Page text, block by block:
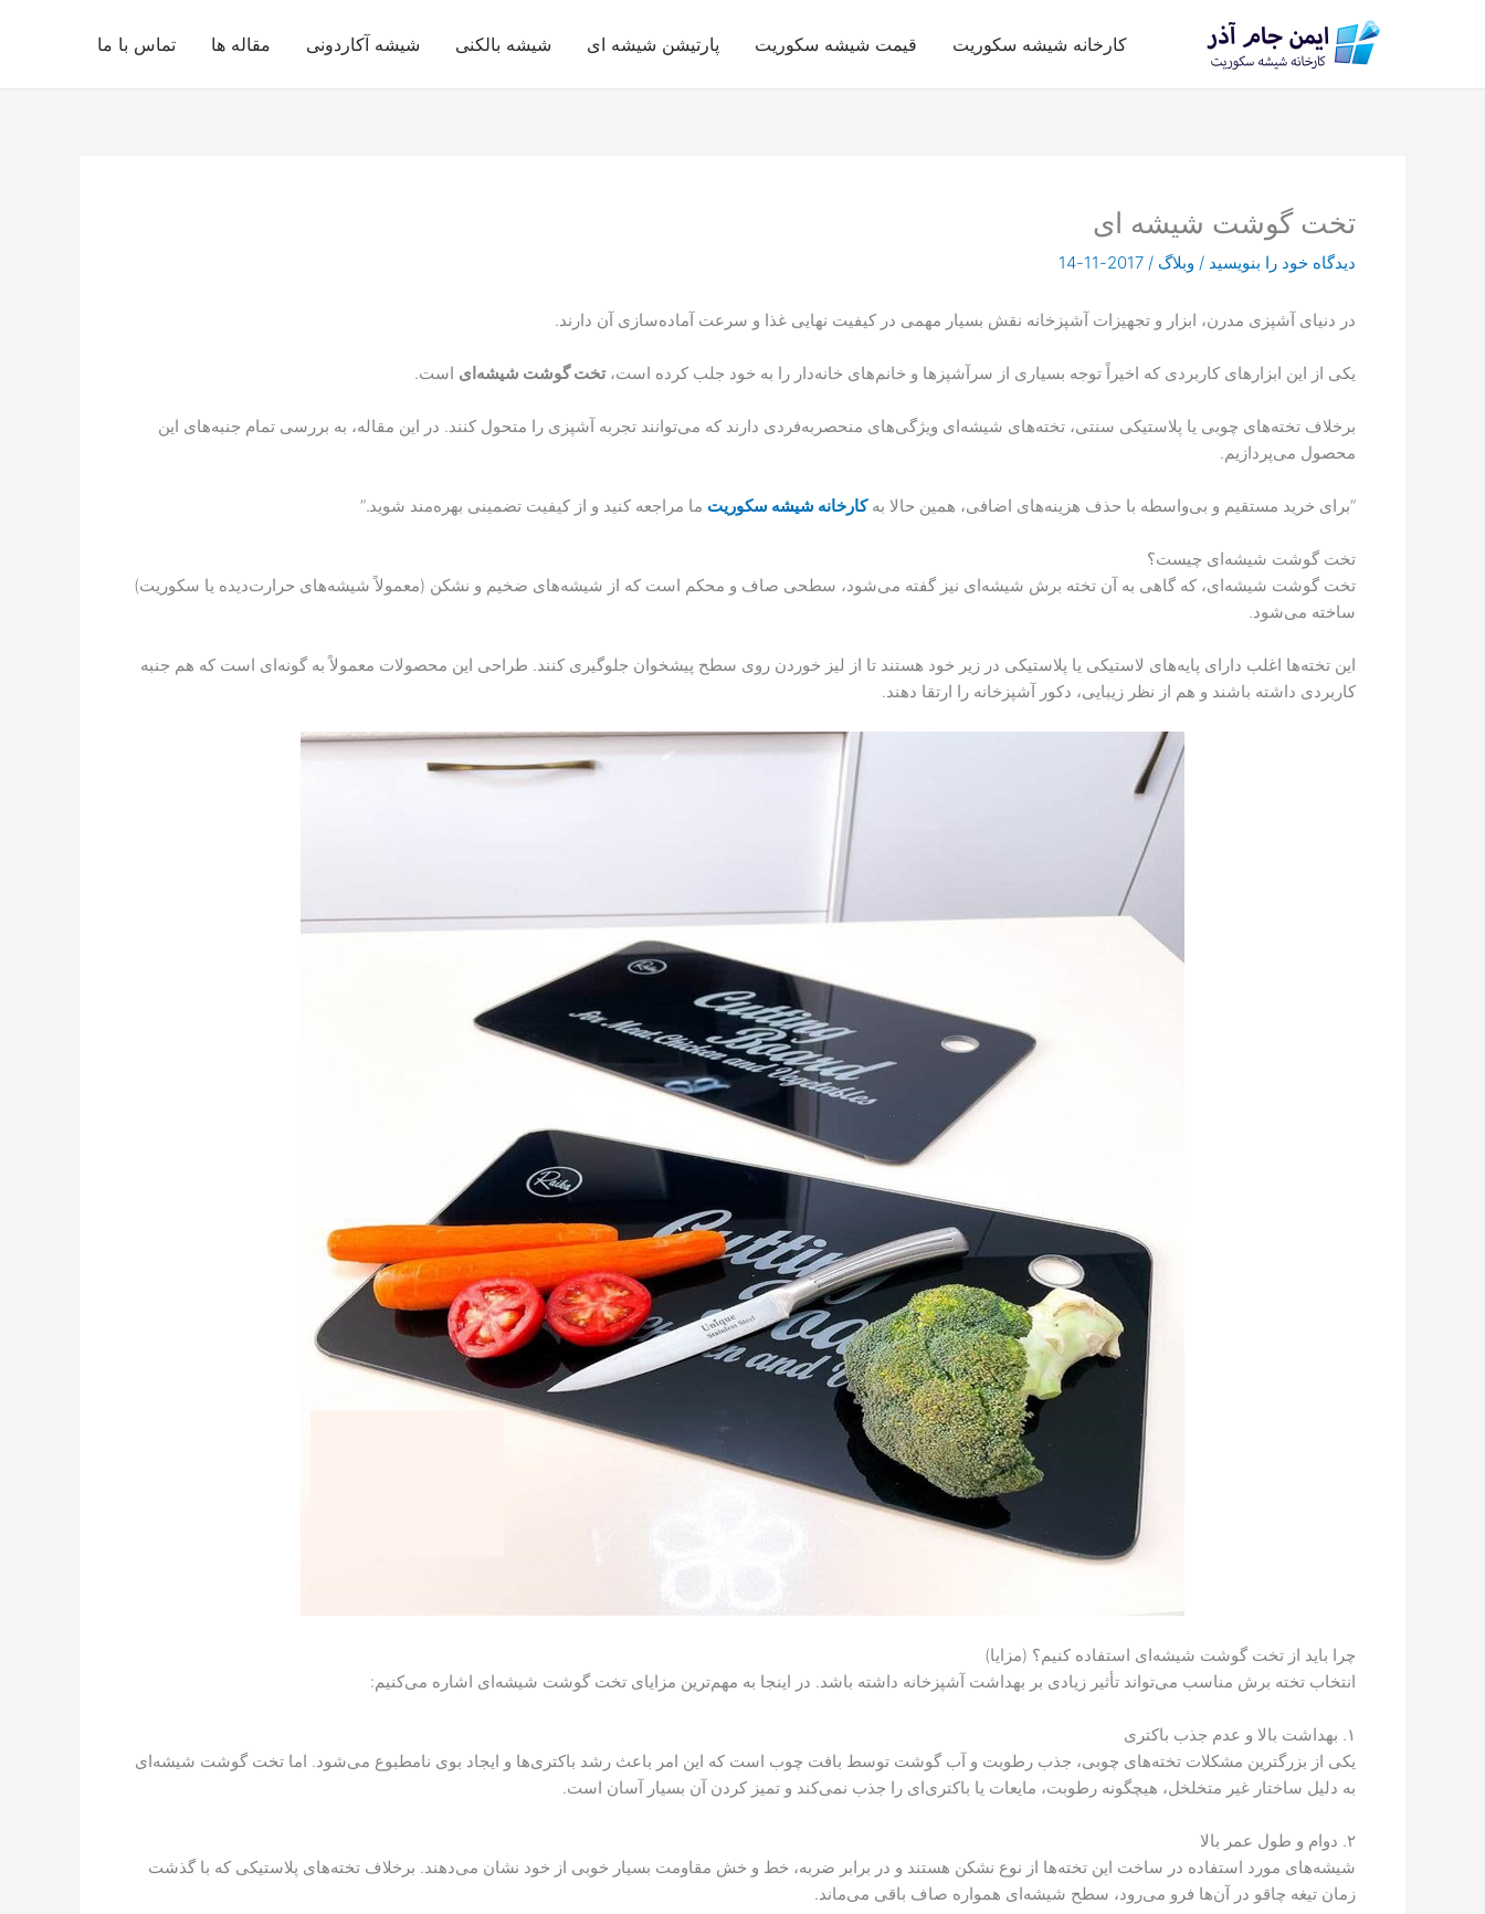
کارخانه شیشه سکوریت قیمت شیشه سکوریت پارتیشن شیشه ای شیشه بالکنی شیشه آکاردونی مقاله ها تماس با ما
تخت گوشت شیشه ای
دیدگاه‌ خود را بنویسید / وبلاگ /
2017-11-14
در دنیای آشپزی مدرن، ابزار و تجهیزات آشپزخانه نقش بسیار مهمی در کیفیت نهایی غذا و سرعت آماده‌سازی آن دارند.
یکی از این ابزارهای کاربردی که اخیراً توجه بسیاری از سرآشپزها و خانم‌های خانه‌دار را به خود جلب کرده است،تخت گوشت شیشه‌ای است.
برخلاف تخته‌های چوبی یا پلاستیکی سنتی، تخته‌های شیشه‌ای ویژگی‌های منحصر‌به‌فردی دارند که می‌توانند تجربه آشپزی را متحول کنند. در این مقاله، به بررسی تمام جنبه‌های این
محصول می‌پردازیم.
“برای خرید مستقیم و بی‌واسطه با حذف هزینه‌های اضافی، همین حالا بهکارخانه شیشه سکوریت ما مراجعه کنید و از کیفیت تضمینی بهره‌مند شوید.”
تخت گوشت شیشه‌ای چیست؟
تخت گوشت شیشه‌ای، که گاهی به آن تخته برش شیشه‌ای نیز گفته می‌شود، سطحی صاف و محکم است که از شیشه‌های ضخیم و نشکن (معمولاً شیشه‌های حرارت‌دیده یا سکوریت)
ساخته می‌شود.
این تخته‌ها اغلب دارای پایه‌های لاستیکی یا پلاستیکی در زیر خود هستند تا از لیز خوردن روی سطح پیشخوان جلوگیری کنند. طراحی این محصولات معمولاً به گونه‌ای است که هم جنبه
کاربردی داشته باشند و هم از نظر زیبایی، دکور آشپزخانه را ارتقا دهند.
چرا باید از تخت گوشت شیشه‌ای استفاده کنیم؟ (مزایا)
انتخاب تخته برش مناسب می‌تواند تأثیر زیادی بر بهداشت آشپزخانه داشته باشد. در اینجا به مهم‌ترین مزایای تخت گوشت شیشه‌ای اشاره می‌کنیم:
۱. بهداشت بالا و عدم جذب باکتری
یکی از بزرگترین مشکلات تخته‌های چوبی، جذب رطوبت و آب گوشت توسط بافت چوب است که این امر باعث رشد باکتری‌ها و ایجاد بوی نامطبوع می‌شود. اما تخت گوشت شیشه‌ای
به دلیل ساختار غیر متخلخل، هیچگونه رطوبت، مایعات یا باکتری‌ای را جذب نمی‌کند و تمیز کردن آن بسیار آسان است.
۲. دوام و طول عمر بالا
شیشه‌های مورد استفاده در ساخت این تخته‌ها از نوع نشکن هستند و در برابر ضربه، خط و خش مقاومت بسیار خوبی از خود نشان می‌دهند. برخلاف تخته‌های پلاستیکی که با گذشت
زمان تیغه چاقو در آن‌ها فرو می‌رود، سطح شیشه‌ای همواره صاف باقی می‌ماند.